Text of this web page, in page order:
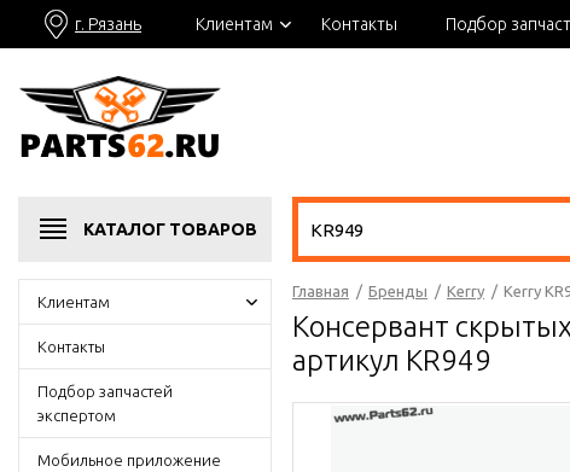
г. Рязань Клиентам Контакты Подбор
КАТАЛОГ ТОВАРОВ
Клиентам
Контакты
Подбор запчастей
экспертом
Мобильное приложение
Главная / Бренды / Kerry / Kerry
Консервант
артикул KR949